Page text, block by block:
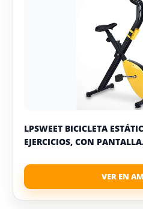
LPSWEET BICICLETA
EJERCICIOS, CON